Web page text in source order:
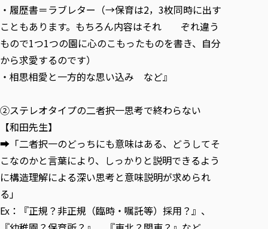
・履歴書＝ラブレター（→保育は2，3枚同時に出す
こともあります。もちろん内容はそれ ぞれ違う
もので1つ1つの園に心のこもったものを書き、自分
から求愛するのです）
・相思相愛と一方的な思い込み など』
②ステレオタイプの二者択一思考で終わらない
【和田先生】
➡「二者択一のどっちにも意味はある、どうしてそ
こなのかと言葉により、しっかりと説明できるよう
に構造理解による深い思考と意味説明が求められ
る」
Ex：『正規？非正規（臨時・嘱託等）採用？』、